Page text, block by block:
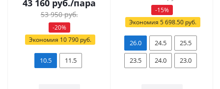
43 160 руб./пара
53 950руб.
-20%
Экономия 10 790руб.
10.5 11.5
-15%
Экономия 5 698.50руб.
26.0 24.5
25.5
23.5
24.0 23.0